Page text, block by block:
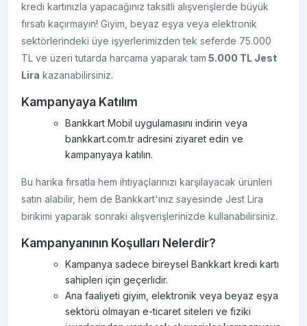
kredi kartınızla yapacağınız taksitli alışverişlerde büyük
fırsatı kaçırmayın! Giyim, beyaz eşya veya elektronik
sektörlerindeki üye işyerlerimizden tek seferde 75.000
TL ve üzeri tutarda harcama yaparak tam 5.000 TL Jest
Lira kazanabilirsiniz.
Kampanyaya Katılım
Bankkart Mobil uygulamasını indirin veya
bankkart.com.tr adresini ziyaret edin ve
kampanyaya katılın.
Bu harika fırsatla hem ihtiyaçlarınızı karşılayacak ürünleri
satın alabilir, hem de Bankkart'ınız sayesinde Jest Lira
birikimi yaparak sonraki alışverişlerinizde kullanabilirsiniz.
Kampanyanının Koşulları Nelerdir?
Kampanya sadece bireysel Bankkart kredi kartı
sahipleri için geçerlidir.
Ana faaliyeti giyim, elektronik veya beyaz eşya
sektörü olmayan e-ticaret siteleri ve fiziki